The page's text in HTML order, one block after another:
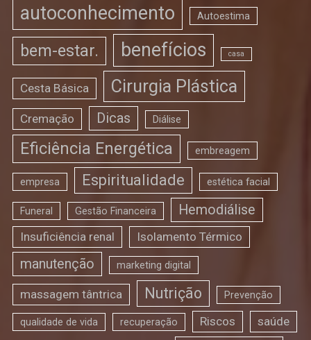
autoconhecimento Autoestima
bem-estar. benefícios casa
Cesta Básica Cirurgia Plástica
Cremação Dicas Diálise
Eficiência Energética embreagem
empresa Espiritualidade estética facial
Funeral Gestão Financeira Hemodiálise
Insuficiência renal Isolamento Térmico
manutenção marketing digital
massagem tântrica Nutrição Prevenção
qualidade de vida recuperação Riscos saúde